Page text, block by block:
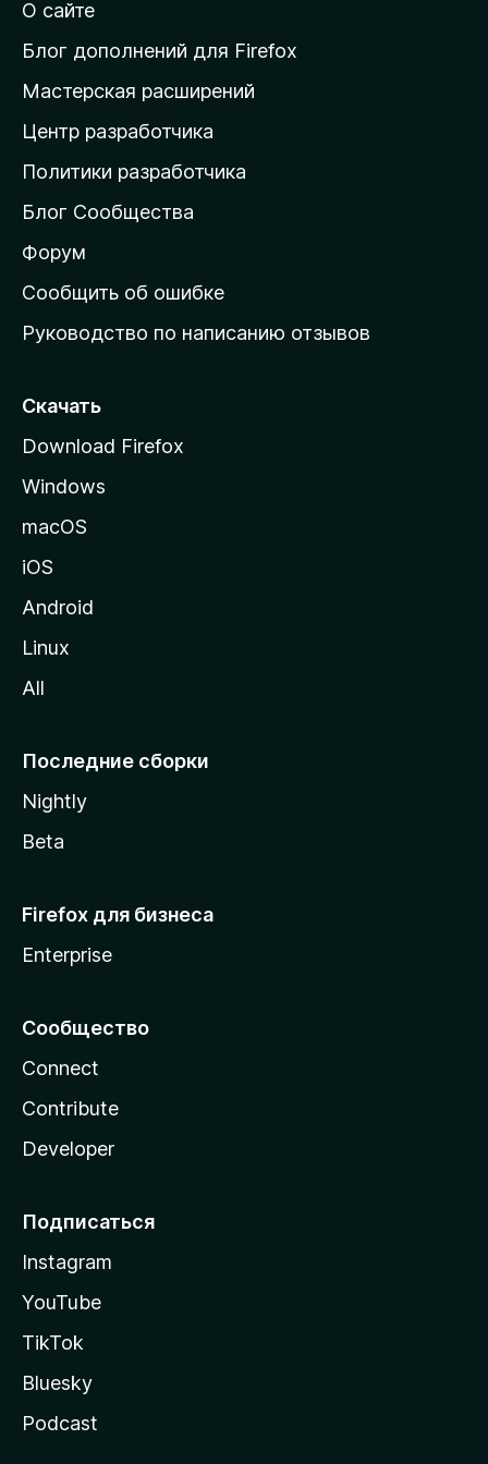
т
и
а
д
о
а
ш
н
ю
т
а
н
у
M
i
l
О сайте
Блог дополнений для Firefox
Мастерская расширений
Центр разработчика
Политики разработчика
Блог Сообщества
Форум
Сообщить об ошибке
Руководство по написанию отзывов
Скачать
Download Firefox
Windows
macOS
iOS
Android
Linux
All
Последние сборки
Nightly
Beta
Firefox для бизнеса
Enterprise
Сообщество
Connect
Contribute
Developer
Подписаться
Instagram
YouTube
TikTok
Bluesky
Podcast